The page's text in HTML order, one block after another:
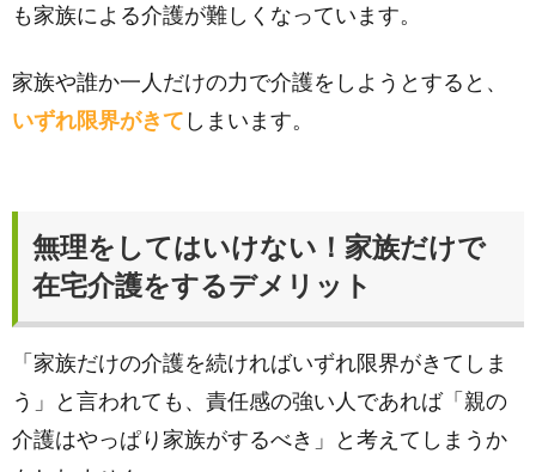
も家族による介護が難しくなっています。
家族や誰か一人だけの力で介護をしようとすると、
いずれ限界がきて しまいます。
無理をしてはいけない！家族だけで
在宅介護をするデメリット
「家族だけの介護を続ければいずれ限界がきてしま
う」と言われても、責任感の強い人であれば「親の
介護はやっぱり家族がするべき」と考えてしまうか